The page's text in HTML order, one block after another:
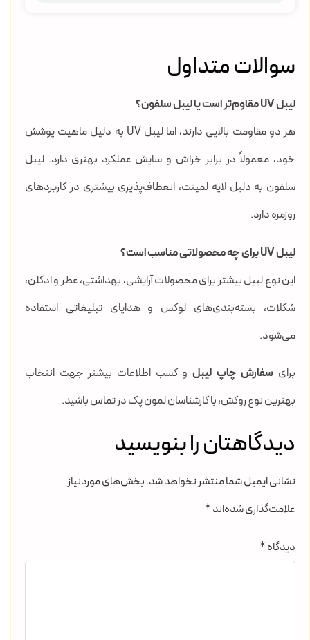
سوالات متداول
لیبل UV مقاوم‌تر است یا لیبل سلفون؟
هر دو مقاومت بالایی دارند، اما لیبل UV به دلیل ماهیت پوشش
خود، معمولاً در برابر خراش و سایش عملکرد بهتری دارد. لیبل
سلفون به دلیل لایه لمینت، انعطاف‌پذیری بیشتری در کاربردهای
روزمره دارد.
لیبل UV برای چه محصولاتی مناسب است؟
این نوع لیبل بیشتر برای محصولات آرایشی، بهداشتی، عطر و ادکلن،
شکلات، بسته‌بندی‌های لوکس و هدایای تبلیغاتی استفاده
می‌شود.
برای سفارش چاپ لیبل و کسب اطلاعات بیشتر جهت انتخاب
بهترین نوع روکش، با کارشناسان لمون پک در تماس باشید.
دیدگاهتان را بنویسید
نشانی ایمیل شما منتشر نخواهد شد.بخش‌های موردنیاز
علامت‌گذاری شده‌اند*
دیدگاه*